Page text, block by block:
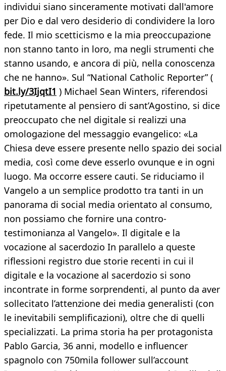
individui siano sinceramente motivati dall'amore
per Dio e dal vero desiderio di condividere la loro
fede. Il mio scetticismo e la mia preoccupazione
non stanno tanto in loro, ma negli strumenti che
stanno usando, e ancora di più, nella conoscenza
che ne hanno». Sul “National Catholic Reporter” (
bit.ly/3IjqtI1 ) Michael Sean Winters, riferendosi
ripetutamente al pensiero di sant’Agostino, si dice
preoccupato che nel digitale si realizzi una
omologazione del messaggio evangelico: «La
Chiesa deve essere presente nello spazio dei social
media, così come deve esserlo ovunque e in ogni
luogo. Ma occorre essere cauti. Se riduciamo il
Vangelo a un semplice prodotto tra tanti in un
panorama di social media orientato al consumo,
non possiamo che fornire una contro-
testimonianza al Vangelo». Il digitale e la
vocazione al sacerdozio In parallelo a queste
riflessioni registro due storie recenti in cui il
digitale e la vocazione al sacerdozio si sono
incontrate in forme sorprendenti, al punto da aver
sollecitato l’attenzione dei media generalisti (con
le inevitabili semplificazioni), oltre che di quelli
specializzati. La prima storia ha per protagonista
Pablo Garcia, 36 anni, modello e influencer
spagnolo con 750mila follower sull’account